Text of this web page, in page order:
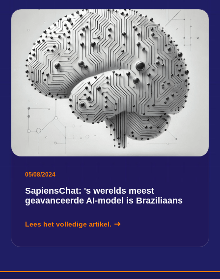
05/08/2024
SapiensChat: 's werelds meest
geavanceerde AI-model is Braziliaans
Lees het volledige artikel.